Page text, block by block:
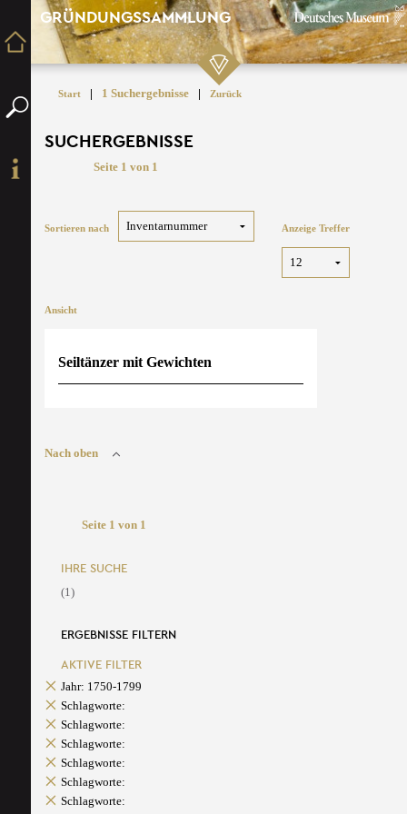
GRÜNDUNGSSAMMLUNG
Start | 1 Suchergebnisse | Zurück
SUCHERGEBNISSE
Seite 1 von 1
Sortieren nach Anzeige Treffer
Ansicht
Seiltänzer mit Gewichten
Nach oben
Seite 1 von 1
IHRE SUCHE
(1)
ERGEBNISSE FILTERN
AKTIVE FILTER
Jahr: 1750-1799
Schlagworte:
Schlagworte:
Schlagworte:
Schlagworte:
Schlagworte:
Schlagworte: